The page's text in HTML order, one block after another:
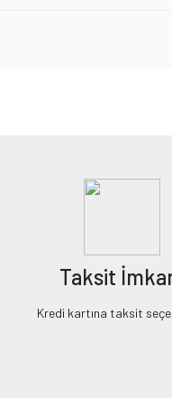
Taksit
Kredi kartına taksit